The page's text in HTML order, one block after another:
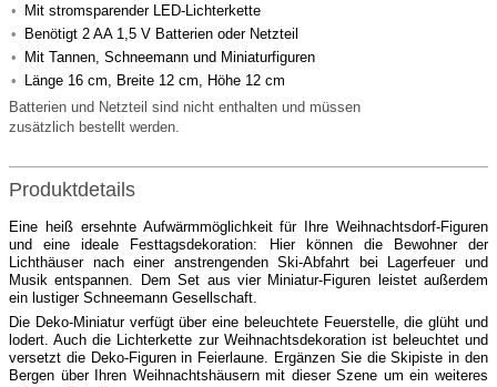
Mit stromsparender LED-Lichterkette
Benötigt 2 AA 1,5 V Batterien oder Netzteil
Mit Tannen, Schneemann und Miniaturfiguren
Länge 16 cm, Breite 12 cm, Höhe 12 cm
Batterien und Netzteil sind nicht enthalten und müssen
zusätzlich bestellt werden.
Produktdetails
Eine heiß ersehnte Aufwärmmöglichkeit für Ihre Weihnachtsdorf-Figuren
und eine ideale Festtagsdekoration: Hier können die Bewohner der
Lichthäuser nach einer anstrengenden Ski-Abfahrt bei Lagerfeuer und
Musik entspannen. Dem Set aus vier Miniatur-Figuren leistet außerdem
ein lustiger Schneemann Gesellschaft.
Die Deko-Miniatur verfügt über eine beleuchtete Feuerstelle, die glüht und
lodert. Auch die Lichterkette zur Weihnachtsdekoration ist beleuchtet und
versetzt die Deko-Figuren in Feierlaune. Ergänzen Sie die Skipiste in den
Bergen über Ihren Weihnachtshäusern mit dieser Szene um ein weiteres